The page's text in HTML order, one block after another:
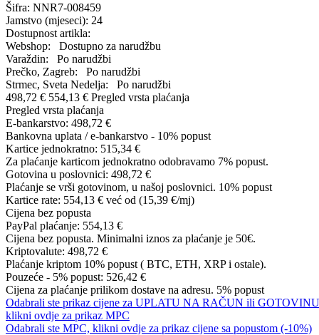
Šifra: NNR7-008459
Jamstvo (mjeseci): 24
Dostupnost artikla:
Webshop:
Dostupno za narudžbu
Varaždin:
Po narudžbi
Prečko, Zagreb:
Po narudžbi
Strmec, Sveta Nedelja:
Po narudžbi
498,72 € 554,13 € Pregled vrsta plaćanja
Pregled vrsta plaćanja
E-bankarstvo: 498,72 €
Bankovna uplata / e-bankarstvo - 10% popust
Kartice jednokratno: 515,34 €
Za plaćanje karticom jednokratno odobravamo 7% popust.
Gotovina u poslovnici: 498,72 €
Plaćanje se vrši gotovinom, u našoj poslovnici. 10% popust
Kartice rate: 554,13 € već od (15,39 €/mj)
Cijena bez popusta
PayPal plaćanje: 554,13 €
Cijena bez popusta. Minimalni iznos za plaćanje je 50€.
Kriptovalute: 498,72 €
Plaćanje kriptom 10% popust ( BTC, ETH, XRP i ostale).
Pouzeće - 5% popust: 526,42 €
Cijena za plaćanje prilikom dostave na adresu. 5% popust
Odabrali ste prikaz cijene za UPLATU NA RAČUN ili
klikni ovdje za prikaz MPC
Odabrali ste MPC, klikni ovdje za prikaz cijene sa popustom (-10%)